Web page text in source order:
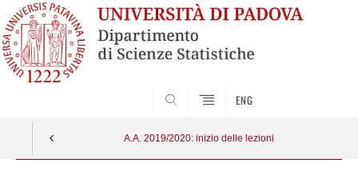
ENG
A.A. 2019/2020: inizio delle lezioni